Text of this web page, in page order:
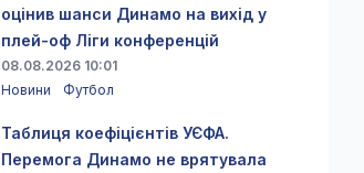
оцінив шанси Динамо на вихід у
плей-оф Ліги конференцій
08.08.2026 10:01
Новини
Футбол
Таблиця коефіцієнтів УЄФА.
Перемога Динамо не врятувала